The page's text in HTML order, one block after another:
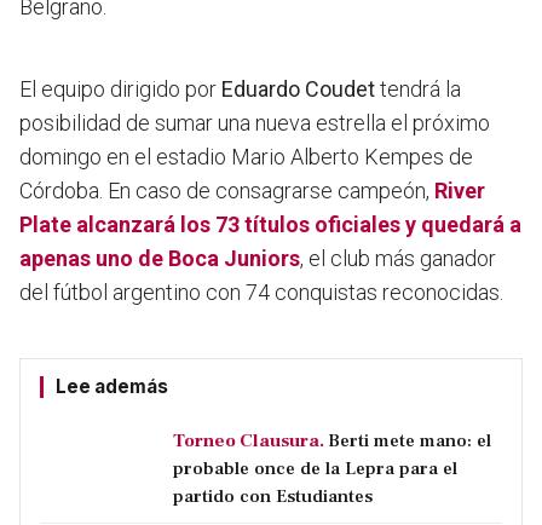
Belgrano.
El equipo dirigido por Eduardo Coudettendrá la
posibilidad de sumar una nueva estrella el próximo
domingo en el estadio Mario Alberto Kempes de
Córdoba. En caso de consagrarse campeón, River
Plate alcanzará los 73 títulos oficiales y quedará a
apenas uno de Boca Juniors, el club más ganador
del fútbol argentino con 74 conquistas reconocidas.
Lee además
Torneo Clausura. Berti mete mano: el
probable once de la Lepra para el
partido con Estudiantes